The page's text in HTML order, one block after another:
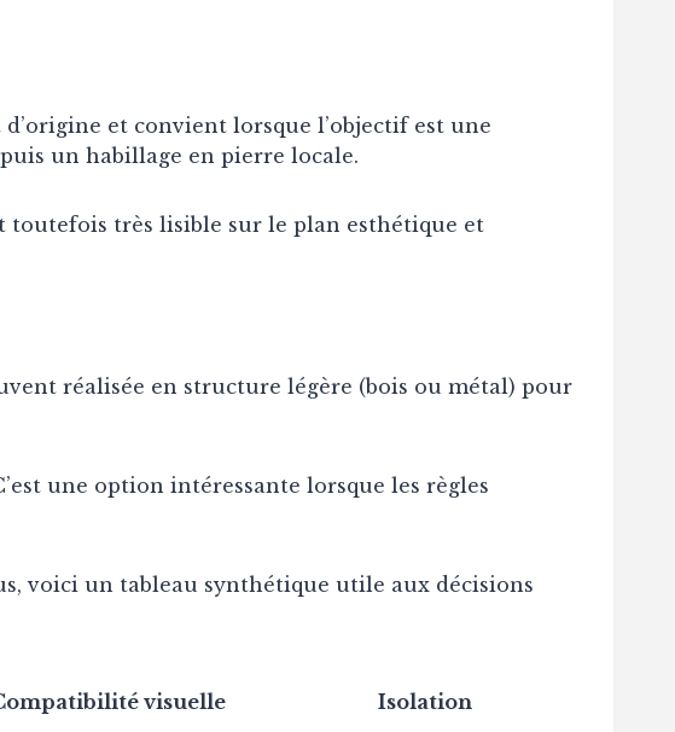
et convient lorsque l’objectif est une
un habillage en pierre locale.
toutefois très lisible sur le plan esthétique et
réalisée en structure légère (bois ou métal) pour
une option intéressante lorsque les règles
voici un tableau synthétique utile aux décisions
visuelle Isolation